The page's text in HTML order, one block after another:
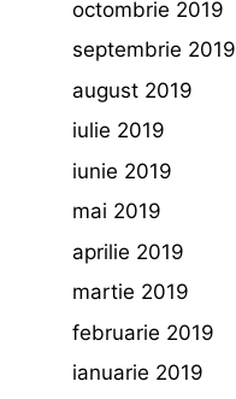
octombrie 2019
septembrie 2019
august 2019
iulie 2019
iunie 2019
mai 2019
aprilie 2019
martie 2019
februarie 2019
ianuarie 2019